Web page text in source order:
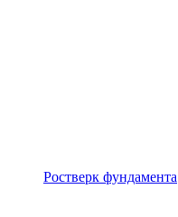
Ростверк фундамента